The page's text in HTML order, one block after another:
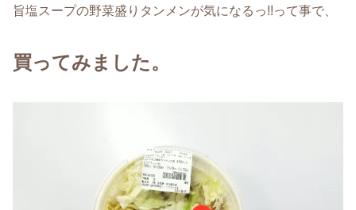
旨塩スープの野菜盛りタンメンが気になるっ!!って事で、
買ってみました。